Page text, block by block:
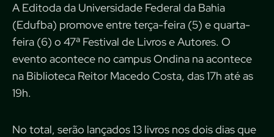
A Editoda da Universidade Federal da Bahia
(Edufba) promove entre terça-feira (5) e quarta-
feira (6) o 47ª Festival de Livros e Autores. O
evento acontece no campus Ondina na acontece
na Biblioteca Reitor Macedo Costa, das 17h até as
19h.
No total, serão lançados 13 livros nos dois dias que